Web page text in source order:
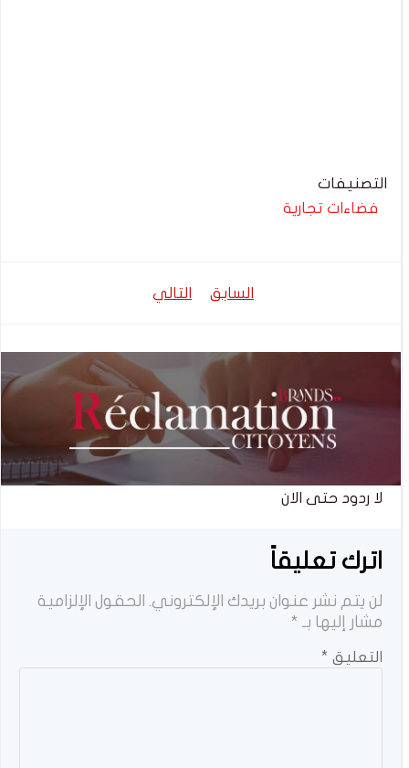
التصنيفات
فضاءات تجارية
السابق
تصفّح
التالي
لا ردود حتى الان
اترك تعليقاً
لن يتم نشر عنوان بريدك الإلكتروني. الحقول الإلزامية
مشار إليها بـ *
التعليق *